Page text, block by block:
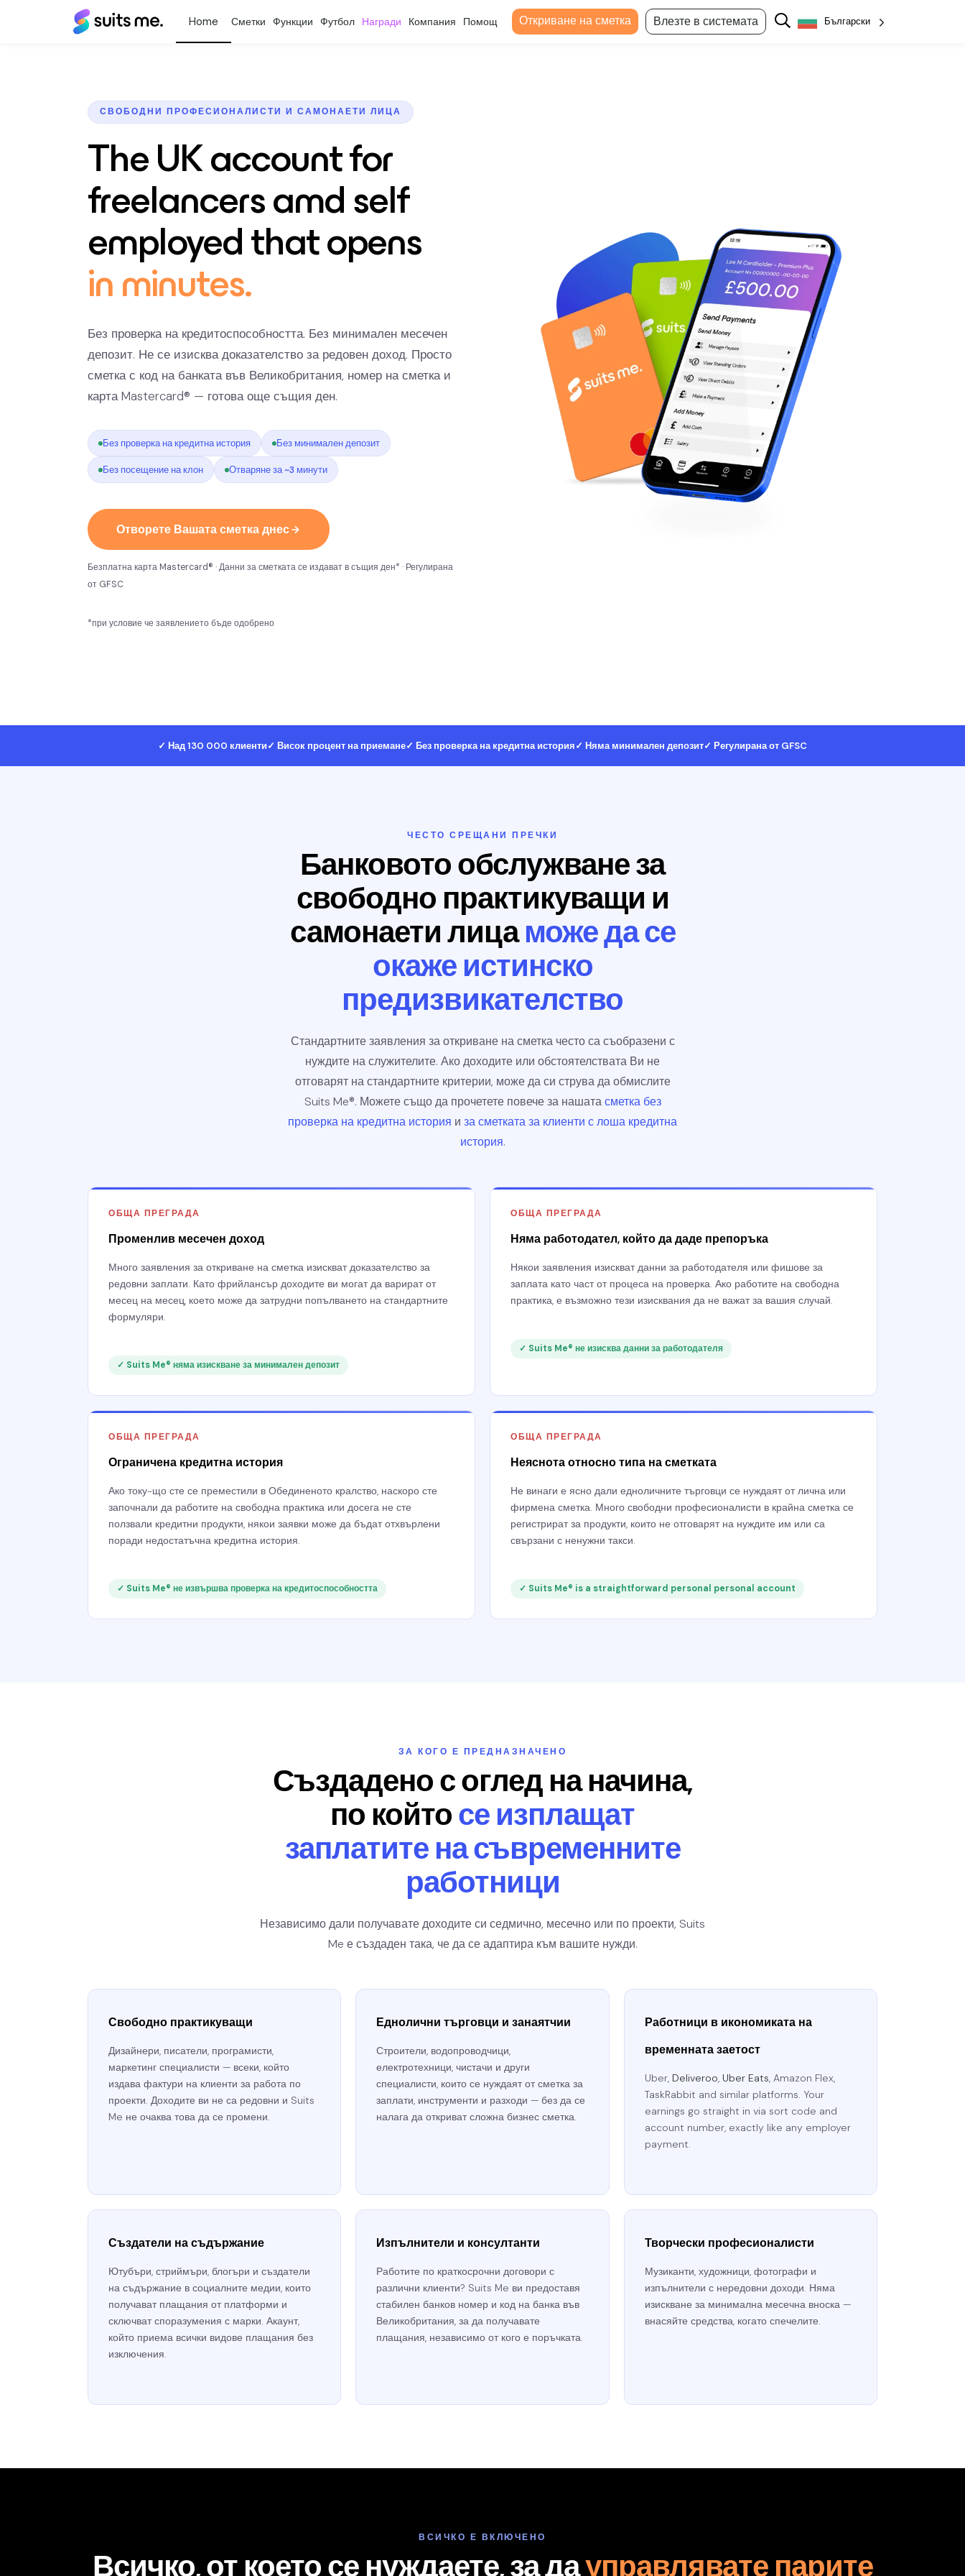
Suits
Me®
Сметки Функции Футбол Награди Компания Помощ Откриване на сметка Влезте в системата Български
СВОБОДНИ ПРОФЕСИОНАЛИСТИ И САМОНАЕТИ ЛИЦА
The UK account for
freelancers amd self
employed that opens
in minutes.
Без проверка на кредитоспособността. Без минимален месечен
депозит. Не се изисква доказателство за редовен доход. Просто
сметка с код на банката във Великобритания, номер на сметка и
карта Mastercard® — готова още същия ден.
Без проверка на кредитна история Без минимален депозит
Без посещение на клон Отваряне за ~3 минути
Отворете Вашата сметка днес
Безплатна карта Mastercard® · Данни за сметката се издават в същия ден* · Регулирана
от GFSC
*при условие че заявлението бъде одобрено
✓ Над 130 000 клиенти✓ Висок процент на приемане✓ Без проверка на кредитна история✓ Няма минимален депозит✓ Регулирана от GFSC
ЧЕСТО СРЕЩАНИ ПРЕЧКИ
Банковото обслужване за
свободно практикуващи и
самонаети лица може да се
окаже истинско
предизвикателство
Стандартните заявления за откриване на сметка често са съобразени с
нуждите на служителите. Ако доходите или обстоятелствата Ви не
отговарят на стандартните критерии, може да си струва да обмислите
Suits Me®. Можете също да прочетете повече за нашатасметка без
проверка на кредитна история и за сметката за клиенти с лоша кредитна
история.
ОБЩА ПРЕГРАДА
Променлив месечен доход
Много заявления за откриване на сметка изискват доказателство за
редовни заплати. Като фрийлансър доходите ви могат да варират от
месец на месец, което може да затрудни попълването на стандартните
формуляри.
✓ Suits Me® няма изискване за минимален депозит
ОБЩА ПРЕГРАДА
Няма работодател, който да даде препоръка
Някои заявления изискват данни за работодателя или фишове за
заплата като част от процеса на проверка. Ако работите на свободна
практика, е възможно тези изисквания да не важат за вашия случай.
✓ Suits Me® не изисква данни за работодателя
ОБЩА ПРЕГРАДА
Ограничена кредитна история
Ако току-що сте се преместили в Обединеното кралство, наскоро сте
започнали да работите на свободна практика или досега не сте
ползвали кредитни продукти, някои заявки може да бъдат отхвърлени
поради недостатъчна кредитна история.
✓ Suits Me® не извършва проверка на кредитоспособността
ОБЩА ПРЕГРАДА
Неяснота относно типа на сметката
Не винаги е ясно дали едноличните търговци се нуждаят от лична или
фирмена сметка. Много свободни професионалисти в крайна сметка се
регистрират за продукти, които не отговарят на нуждите им или са
свързани с ненужни такси.
✓ Suits Me® is a straightforward personal personal account
ЗА КОГО Е ПРЕДНАЗНАЧЕНО
Създадено с оглед на начина,
по който се изплащат
заплатите на съвременните
работници
Независимо дали получавате доходите си седмично, месечно или по проекти, Suits
Me е създаден така, че да се адаптира към вашите нужди.
Свободно практикуващи
Дизайнери, писатели, програмисти,
маркетинг специалисти — всеки, който
издава фактури на клиенти за работа по
проекти. Доходите ви не са редовни и Suits
Me не очаква това да се промени.
Еднолични търговци и занаятчии
Строители, водопроводчици,
електротехници, чистачи и други
специалисти, които се нуждаят от сметка за
заплати, инструменти и разходи — без да се
налага да откриват сложна бизнес сметка.
Работници в икономиката на
временната заетост
Uber, Deliveroo, Uber Eats, Amazon Flex,
TaskRabbit and similar platforms. Your
earnings go straight in via sort code and
account number, exactly like any employer
payment.
Създатели на съдържание
Ютубъри, стриймъри, блогъри и създатели
на съдържание в социалните медии, които
получават плащания от платформи и
сключват споразумения с марки. Акаунт,
който приема всички видове плащания без
изключения.
Изпълнители и консултанти
Работите по краткосрочни договори с
различни клиенти? Suits Me ви предоставя
стабилен банков номер и код на банка във
Великобритания, за да получавате
плащания, независимо от кого е поръчката.
Творчески професионалисти
Музиканти, художници, фотографи и
изпълнители с нередовни доходи. Няма
изискване за минимална месечна вноска —
внасяйте средства, когато спечелите.
ВСИЧКО Е ВКЛЮЧЕНО
Всичко, от което се нуждаете, за дауправлявате парите